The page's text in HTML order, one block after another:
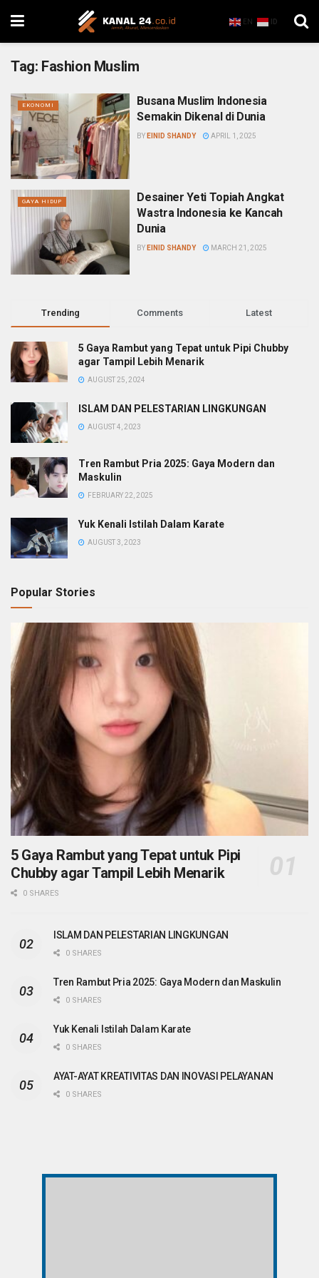
EN ID
Tag: Fashion Muslim
EKONOMI
Busana Muslim Indonesia
Semakin Dikenal di Dunia
BY EINID SHANDY APRIL 1, 2025
GAYA HIDUP
Desainer Yeti Topiah Angkat
Wastra Indonesia ke Kancah
Dunia
BY EINID SHANDY MARCH 21, 2025
Trending Comments Latest
5 Gaya Rambut yang Tepat untuk Pipi Chubby
agar Tampil Lebih Menarik
AUGUST 25, 2024
ISLAM DAN PELESTARIAN LINGKUNGAN
AUGUST 4, 2023
Tren Rambut Pria 2025: Gaya Modern dan
Maskulin
FEBRUARY 22, 2025
Yuk Kenali Istilah Dalam Karate
AUGUST 3, 2023
Popular Stories
5 Gaya Rambut yang Tepat untuk Pipi
Chubby agar Tampil Lebih Menarik
0 SHARES
ISLAM DAN PELESTARIAN LINGKUNGAN
0 SHARES
Tren Rambut Pria 2025: Gaya Modern dan Maskulin
0 SHARES
Yuk Kenali Istilah Dalam Karate
0 SHARES
AYAT-AYAT KREATIVITAS DAN INOVASI PELAYANAN
0 SHARES